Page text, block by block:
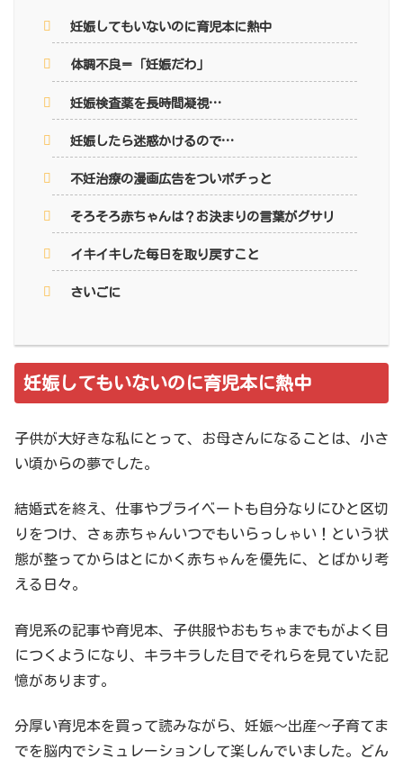
妊娠してもいないのに育児本に熱中
体調不良＝「妊娠だわ」
妊娠検査薬を長時間凝視…
妊娠したら迷惑かけるので…
不妊治療の漫画広告をついポチっと
そろそろ赤ちゃんは？お決まりの言葉がグサリ
イキイキした毎日を取り戻すこと
さいごに
妊娠してもいないのに育児本に熱中
子供が大好きな私にとって、お母さんになることは、小さ
い頃からの夢でした。
結婚式を終え、仕事やプライベートも自分なりにひと区切
りをつけ、さぁ赤ちゃんいつでもいらっしゃい！という状
態が整ってからはとにかく赤ちゃんを優先に、とばかり考
える日々。
育児系の記事や育児本、子供服やおもちゃまでもがよく目
につくようになり、キラキラした目でそれらを見ていた記
憶があります。
分厚い育児本を買って読みながら、妊娠〜出産〜子育てま
でを脳内でシミュレーションして楽しんでいました。どん